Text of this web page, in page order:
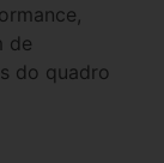
de
do quadro